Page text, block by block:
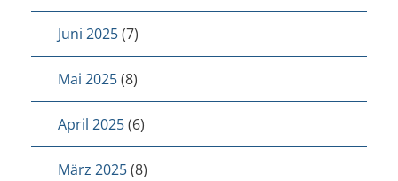
Juni 2025(7)
Mai 2025(8)
April 2025(6)
März 2025(8)